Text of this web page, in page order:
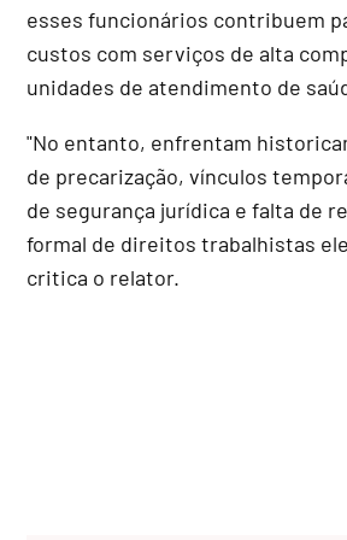
esses funcionários contribuem
custos com serviços de alta
unidades de atendimento de
"No entanto, enfrentam
de precarização, vínculos
de segurança jurídica e falta de
formal de direitos trabalhistas
critica o relator.